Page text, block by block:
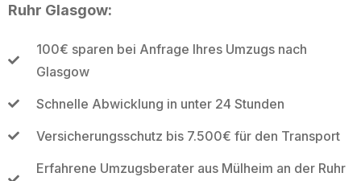
Ruhr Glasgow:
100€ sparen bei Anfrage Ihres Umzugs nach
Glasgow
Schnelle Abwicklung in unter 24 Stunden
Versicherungsschutz bis 7.500€ für den Transport
Erfahrene Umzugsberater aus Mülheim an der Ruhr